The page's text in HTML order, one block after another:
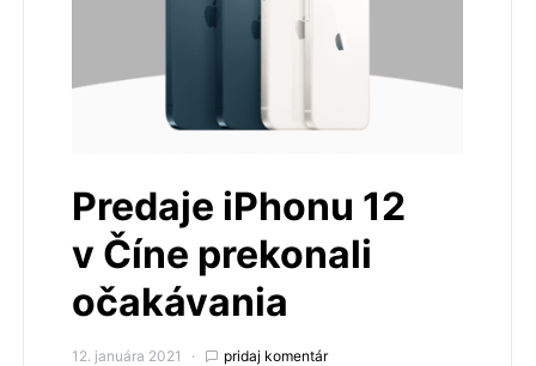
Predaje iPhonu 12
v Číne prekonali
očakávania
12. januára 2021 pridaj komentár